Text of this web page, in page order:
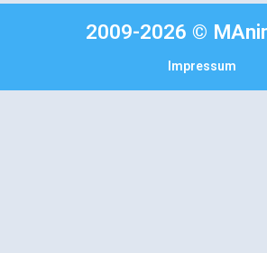
2009-2026 ©
Impressum